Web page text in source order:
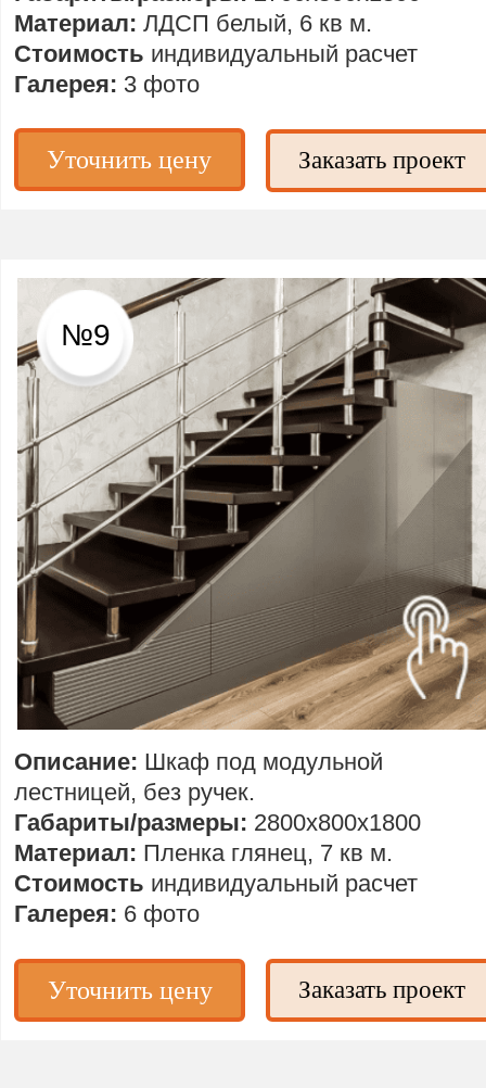
Материал: ЛДСП белый, 6 кв м.
Стоимость индивидуальный расчет
Галерея: 3 фото
Описание: Шкаф под модульной
лестницей, без ручек.
Габариты/размеры: 2800х800х1800
Материал: Пленка глянец, 7 кв м.
Стоимость индивидуальный расчет
Галерея: 6 фото
№9
Заказать проект
Заказать проект
Уточнить цену
Уточнить цену